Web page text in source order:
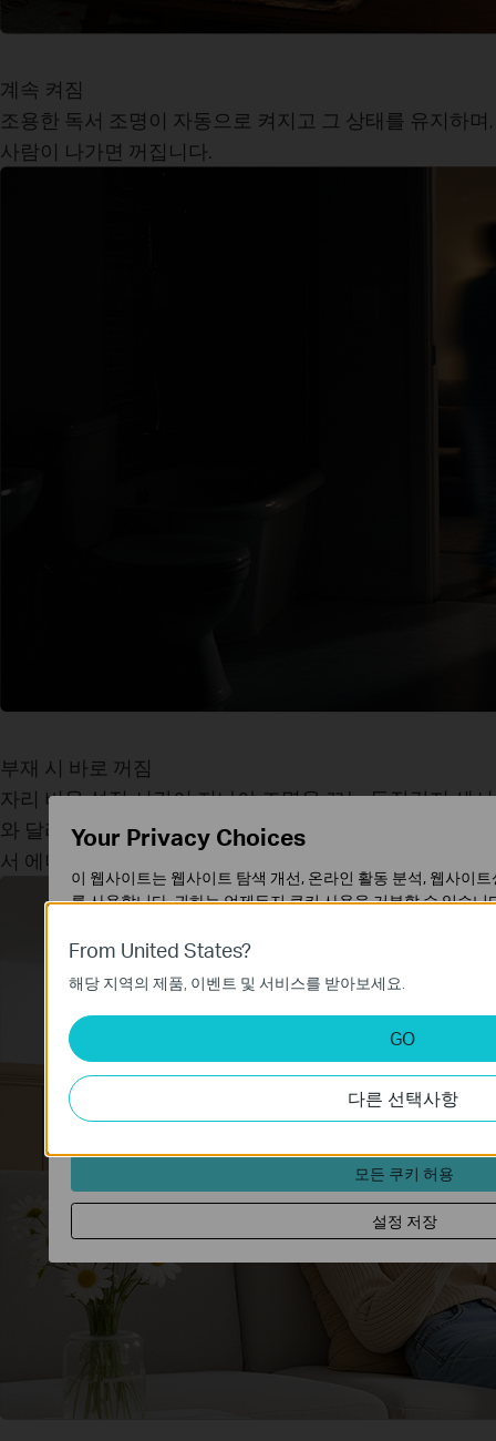
계속 켜짐
조용한 독서 조명이 자동으로 켜지고 그 상태를 유지하며,
사람이 나가면 꺼집니다.
부재 시 바로 꺼짐
자리 비움설정 시간이 지나야 조명을 끄는 동작감지 센서
와 달리, T150은 부재중 상태를 감지하면 조명을 바로 꺼
서 에너지를 효율적으로 절약합니다.
From United States?
해당 지역의 제품, 이벤트 및 서비스를 받아보세요.
GO
다른 선택사항
Your Privacy Choices
이 웹사이트는 웹사이트 탐색 개선, 온라인 활동 분석, 웹사이
를 사용합니다. 귀하는 언제든지 쿠키 사용을 거부할 수 있습니
기본 쿠키
이 쿠키는 웹사이트가 작동하는 데 필요하며 사용자의 시스템
분석 및 마케팅 쿠키
분석 쿠키는 웹사이트의 기능을 개선하고 조정하기 위해 웹사
데 사용하는 쿠키입니다.
마케팅 쿠키는 귀하의 관심사에 대한 프로필을 생성하고 다른
위해 당사의 광고 파트너가 당사 웹사이트를 통해 설정할 수 있
모든 쿠키 허용
설정 저장